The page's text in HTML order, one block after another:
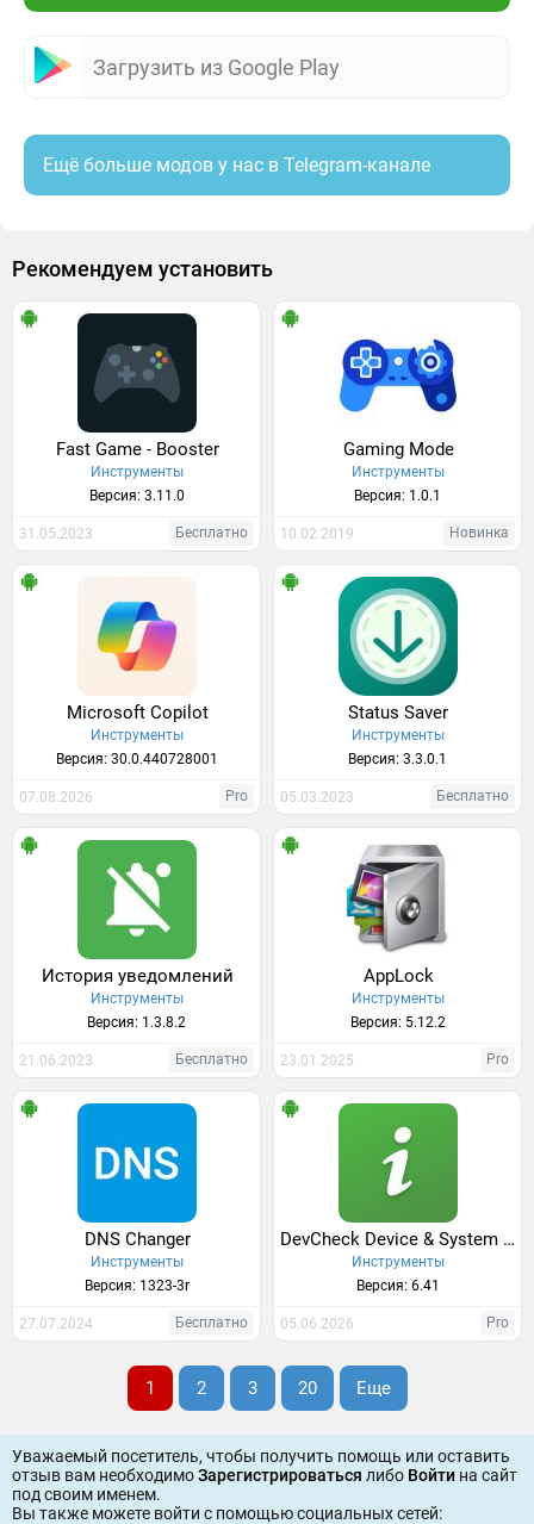
Загрузить из Google Play
Ещё больше модов у нас в Telegram-канале
Рекомендуем установить
Fast Game - Booster
Инструменты
Версия: 3.11.0
31.05.2023 Бесплатно
Gaming Mode
Инструменты
Версия: 1.0.1
10.02.2019 Новинка
Microsoft Copilot
Инструменты
Версия: 30.0.440728001
07.08.2026 Pro
Status Saver
Инструменты
Версия: 3.3.0.1
05.03.2023 Бесплатно
История уведомлений
Инструменты
Версия: 1.3.8.2
21.06.2023 Бесплатно
AppLock
Инструменты
Версия: 5.12.2
23.01.2025 Pro
DNS Changer
Инструменты
Версия: 1323-3r
27.07.2024 Бесплатно
DevCheck Device & System Info
Инструменты
Версия: 6.41
05.06.2026 Pro
1 2 3 20 Еще
Уважаемый посетитель, чтобы получить помощь или оставить
отзыв вам необходимоЗарегистрироваться либо Войти на сайт
под своим именем.
Вы также можете войти c помощью социальных сетей: